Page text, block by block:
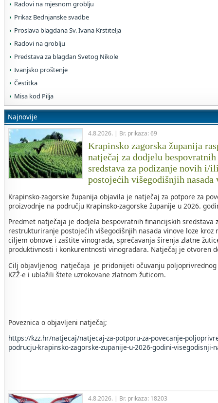
Radovi na mjesnom groblju
Prikaz Bednjanske svadbe
Proslava blagdana Sv. Ivana Krstitelja
Radovi na groblju
Predstava za blagdan Svetog Nikole
Ivanjsko proštenje
Čestitka
Misa kod Pilja
Najnovije
4.8.2026. | Br. prikaza: 69
Krapinsko zagorska županija
natječaj za dodjelu
sredstava za podizanje novih i/
postojećih višegodišnjih nasada
Krapinsko-zagorske županija objavila je natječaj za potpore za
proizvodnje na području Krapinsko-zagorske županije u 2026.
Predmet natječaja je dodjela bespovratnih financijskih sredstava
restrukturiranje postojećih višegodišnjih nasada vinove loze kroz
ciljem obnove i zaštite vinograda, sprečavanja širenja zlatne
produktivnosti i konkurentnosti vinogradara. Natječaj je otvoren
Cilj objavljenog natječaja je pridonijeti očuvanju
KZŽ-e i ublažili štete uzrokovane zlatnom žuticom.
Poveznica o objavljeni natječaj;
https://kzz.hr/natjecaj/natjecaj-za-potporu-za-povecanje-
podrucju-krapinsko-zagorske-zupanije-u-2026-godini-visegodisnji-
4.8.2026. | Br. prikaza: 18203